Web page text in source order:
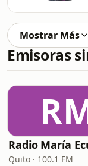
Mostrar Más
Emisoras
Radio María
Quito · 100.1 FM